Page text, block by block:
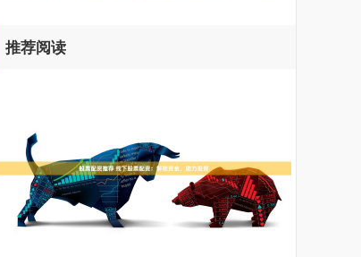
推荐阅读